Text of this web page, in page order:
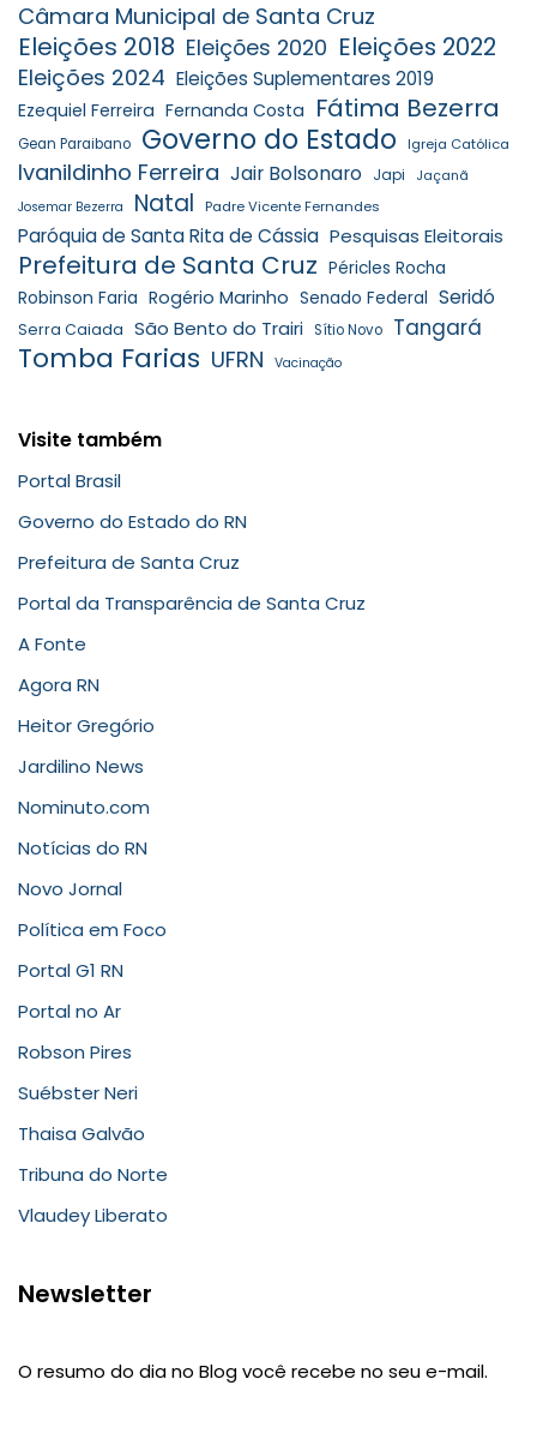
Câmara Municipal de Santa Cruz
Eleições 2018 Eleições 2020 Eleições 2022
Eleições 2024 Eleições Suplementares 2019
Ezequiel Ferreira Fernanda Costa Fátima Bezerra
Gean Paraibano Governo do Estado Igreja Católica
Ivanildinho Ferreira Jair Bolsonaro Japi Jaçanã
Josemar Bezerra Natal Padre Vicente Fernandes
Paróquia de Santa Rita de Cássia Pesquisas Eleitorais
Prefeitura de Santa Cruz Péricles Rocha
Robinson Faria Rogério Marinho Senado Federal Seridó
Serra Caiada São Bento do Trairi Sítio Novo Tangará
Tomba Farias UFRN Vacinação
Visite também
Portal Brasil
Governo do Estado do RN
Prefeitura de Santa Cruz
Portal da Transparência de Santa Cruz
A Fonte
Agora RN
Heitor Gregório
Jardilino News
Nominuto.com
Notícias do RN
Novo Jornal
Política em Foco
Portal G1 RN
Portal no Ar
Robson Pires
Suébster Neri
Thaisa Galvão
Tribuna do Norte
Vlaudey Liberato
Newsletter
O resumo do dia no Blog você recebe no seu e-mail.